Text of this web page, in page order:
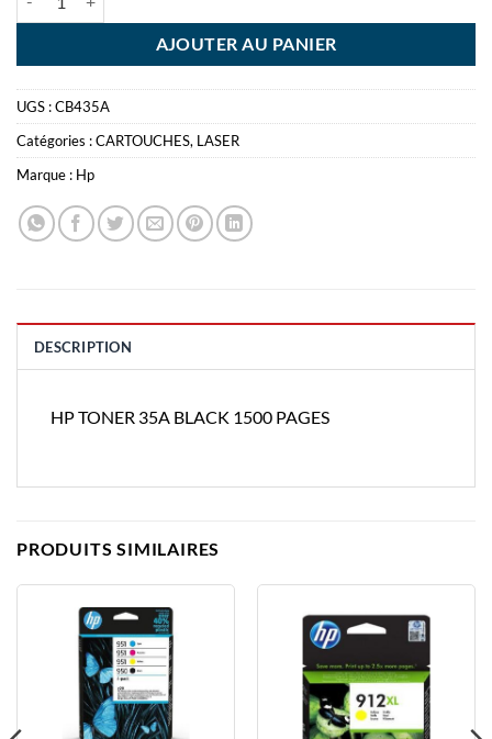
AJOUTER AU PANIER
UGS :CB435A
Catégories :CARTOUCHES, LASER
Marque : Hp
DESCRIPTION
HP TONER 35A BLACK 1500 PAGES
PRODUITS SIMILAIRES